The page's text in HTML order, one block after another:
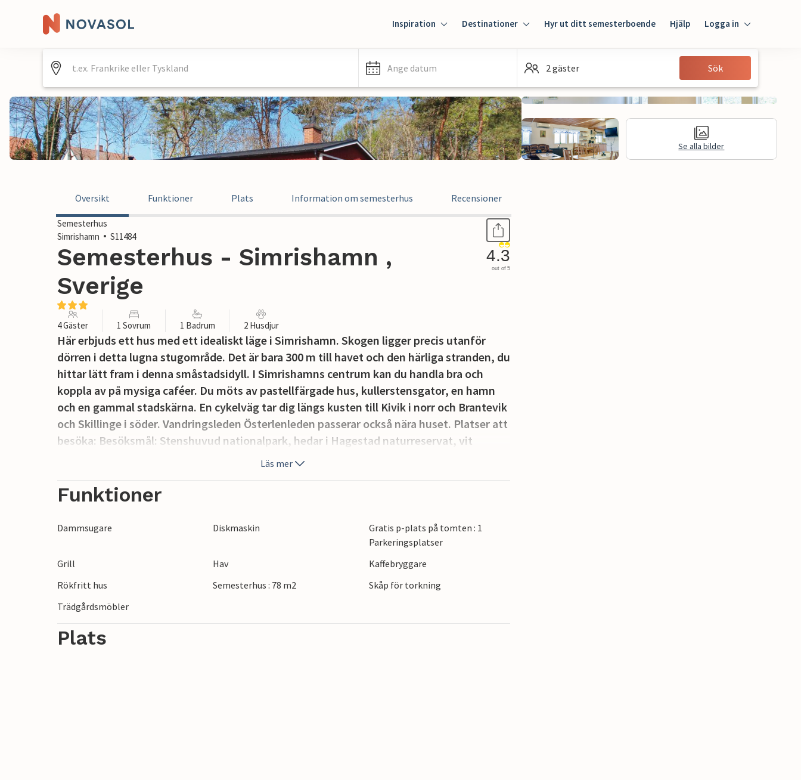
Inspiration Destinationer Hyr ut ditt semesterboende Hjälp Logga in
Gäst
Ange datum 2 gäster Sök
Se alla bilder
Översikt Funktioner Plats Information om semesterhus Recensioner
Semesterhus
Simrishamn
S11484
Semesterhus - Simrishamn ,
Sverige
4.3
out of 5
4 Gäster 1 Sovrum 1 Badrum 2 Husdjur
Här erbjuds ett hus med ett idealiskt läge i Simrishamn. Skogen ligger precis utanför
dörren i detta lugna stugområde. Det är bara 300 m till havet och den härliga stranden, du
hittar lätt fram i denna småstadsidyll. I Simrishamns centrum kan du handla bra och
koppla av på mysiga caféer. Du möts av pastellfärgade hus, kullerstensgator, en hamn
och en gammal stadskärna. En cykelväg tar dig längs kusten till Kivik i norr och Brantevik
och Skillinge i söder. Vandringsleden Österlenleden passerar också nära huset. Platser att
besöka: Besöksmål: Stenshuvud nationalpark, hedar i Hagestad naturreservat, vit
sandstrand i Sandhammaren, Glimmingehus medeltida slott, Ales Stenar i Kåseberga.
Tobisviks friluftsbad.
separata. Utanför finns trädgårdsmöbler och en grill. Huset kan även hyras av företag. En
motionsslinga börjar direkt vid huset och leder genom skogen intill huset.
Läs mer
Funktioner
Dammsugare Diskmaskin
Gratis p-plats på tomten : 1
Parkeringsplatser
Grill
Hav
Kaffebryggare
Rökfritt hus
Semesterhus : 78 m2
Skåp för torkning
Trädgårdsmöbler
Plats